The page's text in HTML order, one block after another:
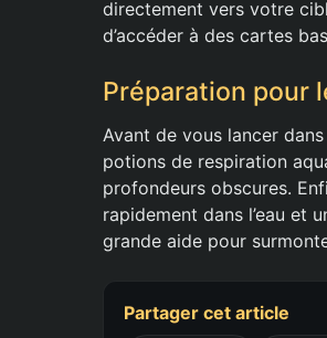
directement vers votre
d’accéder à des cartes
Préparation pour
Avant de vous lancer
potions de respiration
profondeurs obscures.
rapidement dans l’eau et
grande aide pour
Partager cet article